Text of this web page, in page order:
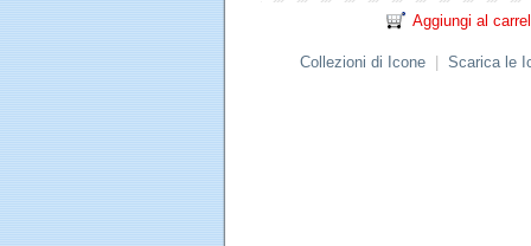
Aggiungi al
Collezioni di Icone Scarica le